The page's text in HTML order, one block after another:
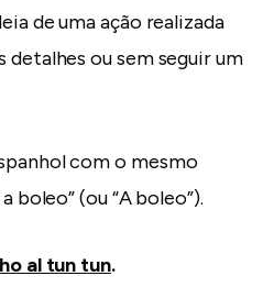
de uma ação realizada
detalhes ou sem seguir um
com o mesmo
boleo” (ou “A boleo”).
al tun tun.